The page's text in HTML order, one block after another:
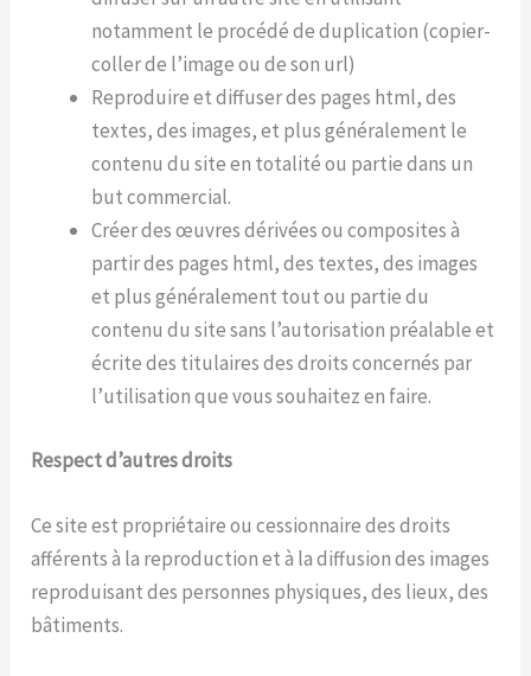
notamment le procédé de duplication (copier-
coller de l’image ou de son url)
Reproduire et diffuser des pages html, des
textes, des images, et plus généralement le
contenu du site en totalité ou partie dans un
but commercial.
Créer des œuvres dérivées ou composites à
partir des pages html, des textes, des images
et plus généralement tout ou partie du
contenu du site sans l’autorisation préalable et
écrite des titulaires des droits concernés par
l’utilisation que vous souhaitez en faire.
Respect d’autres droits
Ce site est propriétaire ou cessionnaire des droits
afférents à la reproduction et à la diffusion des images
reproduisant des personnes physiques, des lieux, des
bâtiments.